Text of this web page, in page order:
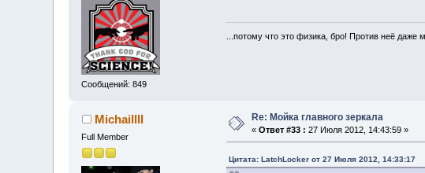
Сообщений: 849
...потому что это физика, бро! Против неё даже
Michaillll
Full Member
Re: Мойка главного зеркала
«Ответ #33 : 27 Июля 2012, 14:43:59 »
Цитата: LatchLocker от 27 Июля 2012, 14:33:17